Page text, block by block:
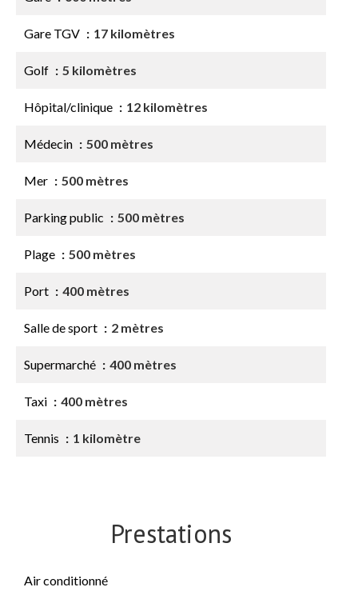
Gare TGV 17 kilomètres
Golf 5 kilomètres
Hôpital/clinique 12 kilomètres
Médecin 500 mètres
Mer 500 mètres
Parking public 500 mètres
Plage 500 mètres
Port 400 mètres
Salle de sport 2 mètres
Supermarché 400 mètres
Taxi 400 mètres
Tennis 1 kilomètre
Prestations
Air conditionné